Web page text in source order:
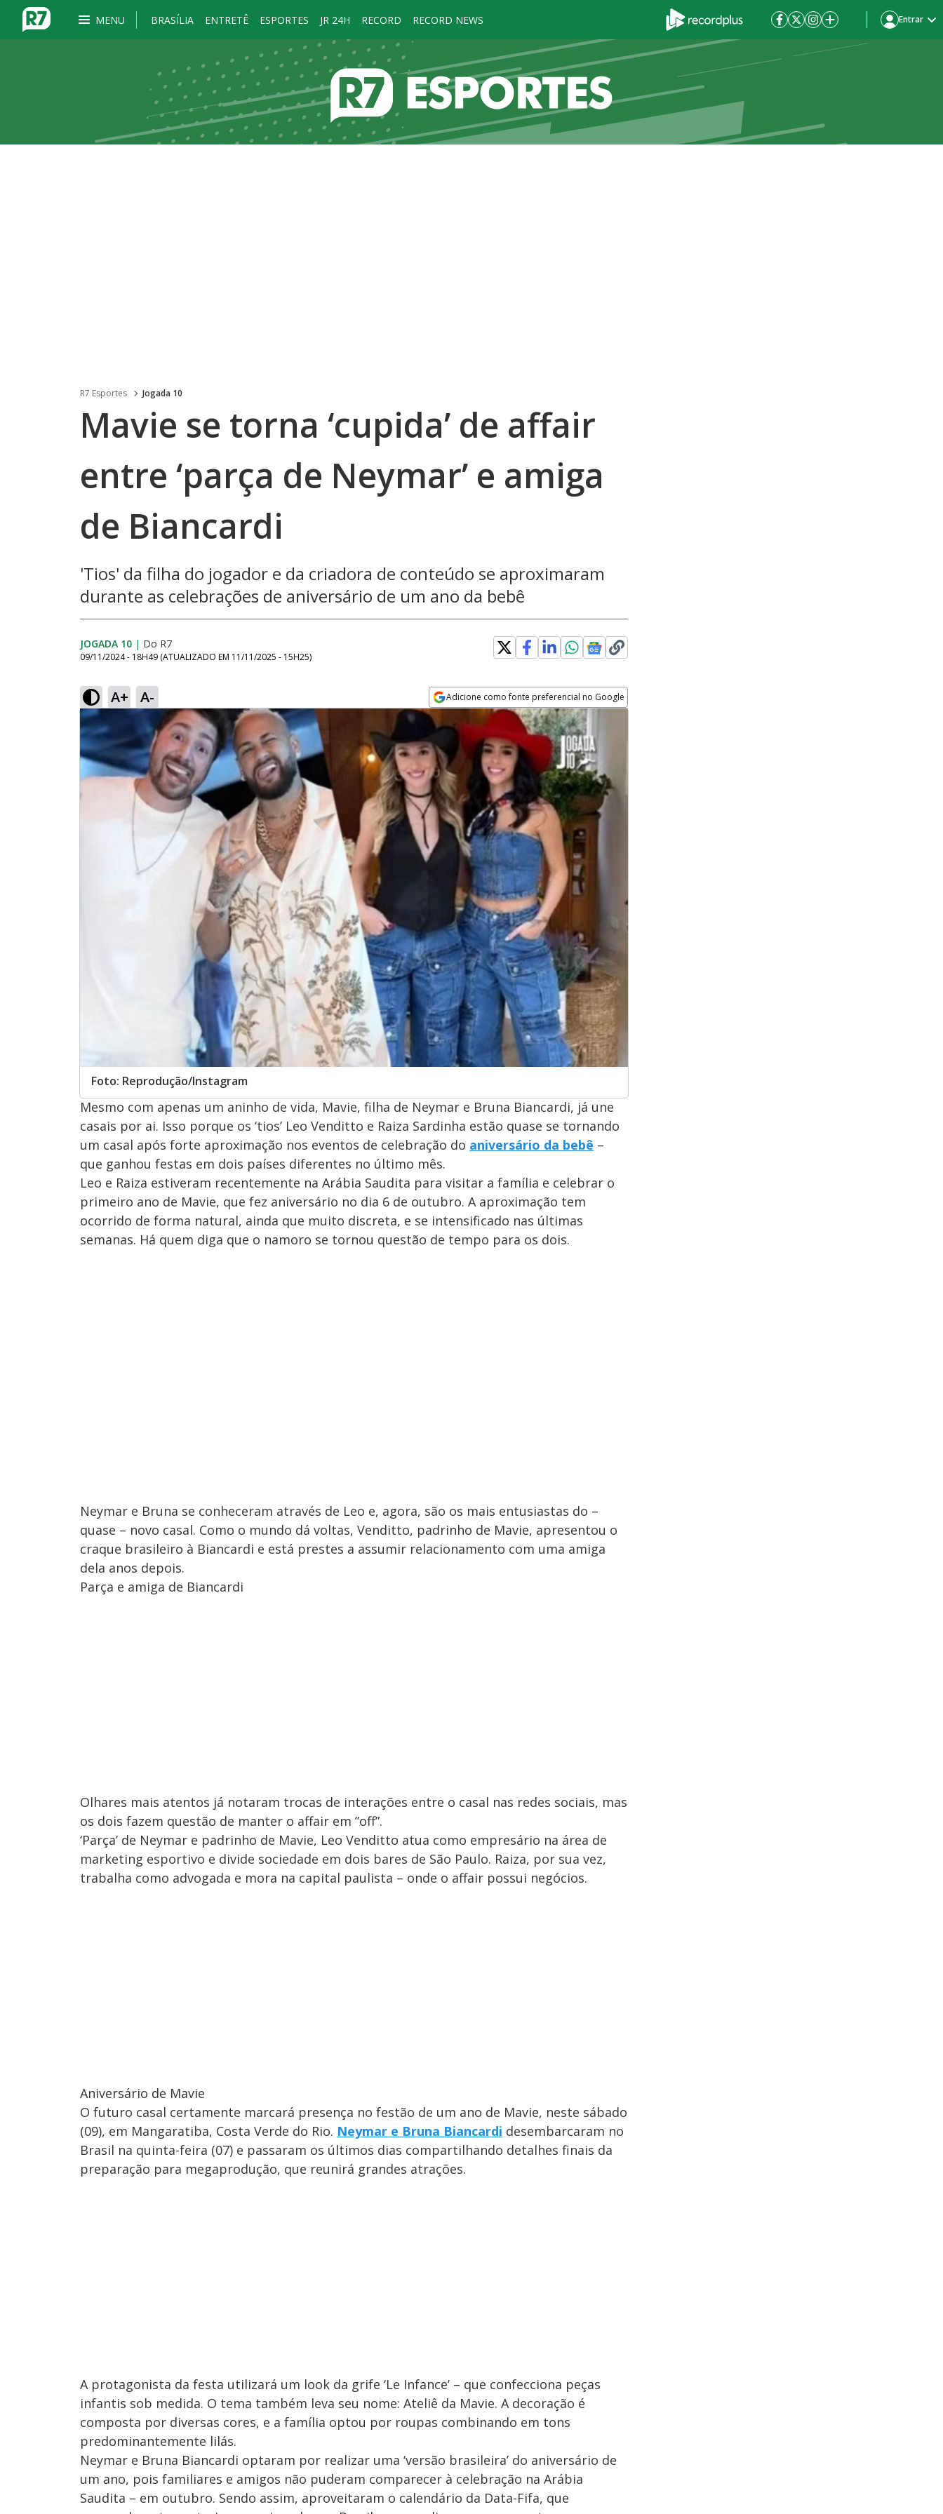
MENU BRASÍLIA ENTRETÊ ESPORTES JR 24H RECORD RECORD NEWS Entrar
R7 Esportes Jogada 10
Mavie se torna ‘cupida’ de affair
entre ‘parça de Neymar’ e amiga
de Biancardi
'Tios' da filha do jogador e da criadora de conteúdo se aproximaram
durante as celebrações de aniversário de um ano da bebê
JOGADA 10 | Do R7
09/11/2024 - 18H49 (ATUALIZADO EM 11/11/2025 - 15H25)
A+ A- Adicione como fonte preferencial no Google
Opens in new window
Foto: Reprodução/Instagram
Mesmo com apenas um aninho de vida, Mavie, filha de Neymar e Bruna Biancardi, já une
casais por ai. Isso porque os ‘tios’ Leo Venditto e Raiza Sardinha estão quase se tornando
um casal após forte aproximação nos eventos de celebração do aniversário da bebê –
que ganhou festas em dois países diferentes no último mês.
Leo e Raiza estiveram recentemente na Arábia Saudita para visitar a família e celebrar o
primeiro ano de Mavie, que fez aniversário no dia 6 de outubro. A aproximação tem
ocorrido de forma natural, ainda que muito discreta, e se intensificado nas últimas
semanas. Há quem diga que o namoro se tornou questão de tempo para os dois.
Neymar e Bruna se conheceram através de Leo e, agora, são os mais entusiastas do –
quase – novo casal. Como o mundo dá voltas, Venditto, padrinho de Mavie, apresentou o
craque brasileiro à Biancardi e está prestes a assumir relacionamento com uma amiga
dela anos depois.
Parça e amiga de Biancardi
Olhares mais atentos já notaram trocas de interações entre o casal nas redes sociais, mas
os dois fazem questão de manter o affair em ”off”.
‘Parça’ de Neymar e padrinho de Mavie, Leo Venditto atua como empresário na área de
marketing esportivo e divide sociedade em dois bares de São Paulo. Raiza, por sua vez,
trabalha como advogada e mora na capital paulista – onde o affair possui negócios.
Aniversário de Mavie
O futuro casal certamente marcará presença no festão de um ano de Mavie, neste sábado
(09), em Mangaratiba, Costa Verde do Rio. Neymar e Bruna Biancardi desembarcaram no
Brasil na quinta-feira (07) e passaram os últimos dias compartilhando detalhes finais da
preparação para megaprodução, que reunirá grandes atrações.
A protagonista da festa utilizará um look da grife ‘Le Infance’ – que confecciona peças
infantis sob medida. O tema também leva seu nome: Ateliê da Mavie. A decoração é
composta por diversas cores, e a família optou por roupas combinando em tons
predominantemente lilás.
Neymar e Bruna Biancardi optaram por realizar uma ‘versão brasileira’ do aniversário de
um ano, pois familiares e amigos não puderam comparecer à celebração na Arábia
Saudita – em outubro. Sendo assim, aproveitaram o calendário da Data-Fifa, que